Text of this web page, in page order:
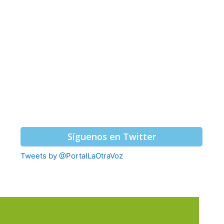
Síguenos en Twitter
Tweets by @PortalLaOtraVoz